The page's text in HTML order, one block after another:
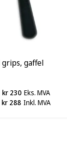
grips, gaffel
kr 230 Eks. MVA
kr 288 Inkl. MVA